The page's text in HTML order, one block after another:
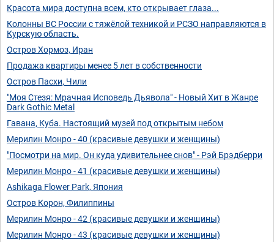
Красота мира доступна всем, кто открывает глаза...
Колонны ВС России с тяжёлой техникой и РСЗО направляются в
Курскую область.
Остров Хормоз, Иран
Продажа квартиры менее 5 лет в собственности
Остров Пасхи, Чили
"Моя Стезя: Мрачная Исповедь Дьявола" - Новый Хит в Жанре
Dark Gothic Metal
Гавана, Куба. Настоящий музей под открытым небом
Мерилин Монро - 40 (красивые девушки и женщины)
"Посмотри на мир. Он куда удивительнее cнов" - Рэй Брэдберри
Мерилин Монро - 41 (красивые девушки и женщины)
Ashikaga Flower Park, Япония
Остров Корон, Филиппины
Мерилин Монро - 42 (красивые девушки и женщины)
Мерилин Монро - 43 (красивые девушки и женщины)